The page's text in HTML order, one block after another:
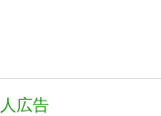
広告